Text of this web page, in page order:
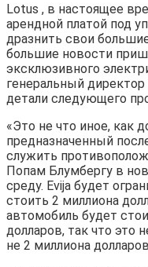
Lotus , в настоящее
арендной платой под
дразнить свои
большие новости
эксклюзивного
генеральный
детали следующего
«Это не что иное, как
предназначенный
служить
Попам Блумбергу в
среду. Evija будет
стоить 2 миллиона
автомобиль будет
долларов, так что это
не 2 миллиона